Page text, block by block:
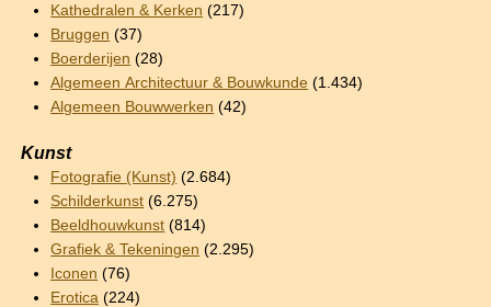
Kathedralen & Kerken (217)
Bruggen (37)
Boerderijen (28)
Algemeen Architectuur & Bouwkunde (1.434)
Algemeen Bouwwerken (42)
Kunst
Fotografie (Kunst) (2.684)
Schilderkunst (6.275)
Beeldhouwkunst (814)
Grafiek & Tekeningen (2.295)
Iconen (76)
Erotica (224)